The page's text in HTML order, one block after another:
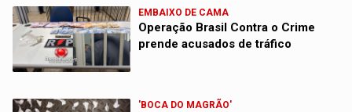
EMBAIXO DE CAMA
Operação Brasil Contra o Crime
prende acusados de tráfico
'BOCA DO MAGRÃO'